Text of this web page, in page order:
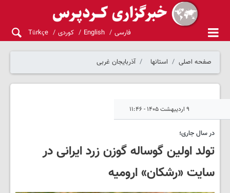
فارسی English کوردی Türkçe
صفحه اصلی استانها آذربایجان غربی
۹ اردیبهشت ۱۴۰۵ - ۱۱:۴۶
در سال جاری؛
تولد اولین گوساله گوزن زرد ایرانی در
سایت «رشکان» ارومیه